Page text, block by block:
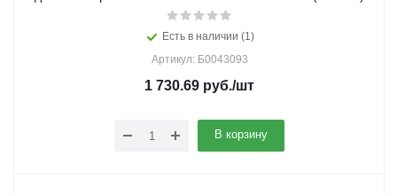
Есть в наличии (1)
Артикул: Б0043093
1 730.69 руб./шт
В корзину